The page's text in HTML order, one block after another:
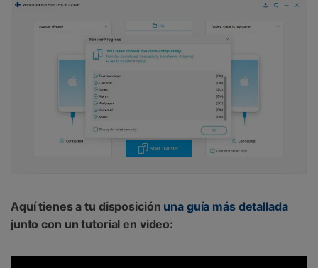
Aquí tienes a tu disposición una guía más detallada
junto con un tutorial en video: